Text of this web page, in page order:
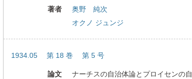
著者
奥野 純次
オクノ ジュンジ
1934.05 第 18 巻 第 5 号
論文
ナーチスの自治体論とプロイセンの